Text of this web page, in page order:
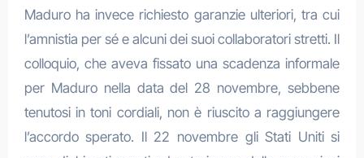
Maduro ha invece richiesto garanzie ulteriori, tra cui
l’amnistia per sé e alcuni dei suoi collaboratori stretti. Il
colloquio, che aveva fissato una scadenza informale
per Maduro nella data del 28 novembre, sebbene
tenutosi in toni cordiali, non è riuscito a raggiungere
l’accordo sperato. Il 22 novembre gli Stati Uniti si